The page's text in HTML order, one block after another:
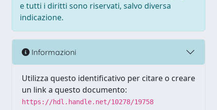
e tutti i diritti sono riservati, salvo diversa
indicazione.
Informazioni
Utilizza questo identificativo per citare o creare
un link a questo documento:
https://hdl.handle.net/10278/19758